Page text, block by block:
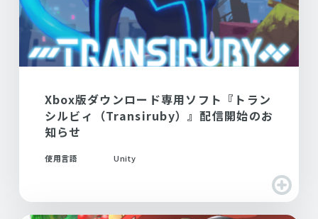
Xbox版ダウンロード専用ソフト『トラン
シルビィ（Transiruby）』配信開始のお
知らせ
使用言語 Unity